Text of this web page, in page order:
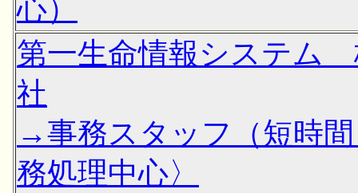
心）
第一生命情報システム
社
→事務スタッフ（短時
務処理中心〉